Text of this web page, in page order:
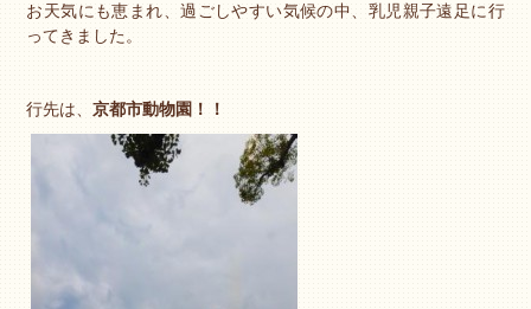
お天気にも恵まれ、過ごしやすい気候の中、乳児親子遠足に行
ってきました。
行先は、京都市動物園！！